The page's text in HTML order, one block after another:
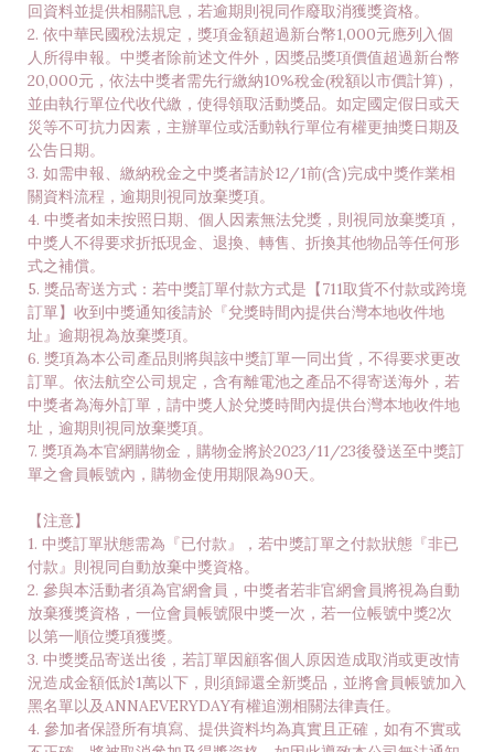
回資料並提供相關訊息，若逾期則視同作廢取消獲獎資格。
2. 依中華民國稅法規定，獎項金額超過新台幣1,000元應列入個
人所得申報。中獎者除前述文件外，因獎品獎項價值超過新台幣
20,000元，依法中獎者需先行繳納10%稅金(稅額以市價計算)，
並由執行單位代收代繳，使得領取活動獎品。如定國定假日或天
災等不可抗力因素，主辦單位或活動執行單位有權更抽獎日期及
公告日期。
3. 如需申報、繳納稅金之中獎者請於12/1前(含)完成中獎作業相
關資料流程，逾期則視同放棄獎項。
4. 中獎者如未按照日期、個人因素無法兌獎，則視同放棄獎項，
中獎人不得要求折抵現金、退換、轉售、折換其他物品等任何形
式之補償。
5. 獎品寄送方式：若中獎訂單付款方式是【711取貨不付款或跨境
訂單】收到中獎通知後請於『兌獎時間內提供台灣本地收件地
址』逾期視為放棄獎項。
6. 獎項為本公司產品則將與該中獎訂單一同出貨，不得要求更改
訂單。依法航空公司規定，含有離電池之產品不得寄送海外，若
中獎者為海外訂單，請中獎人於兌獎時間內提供台灣本地收件地
址，逾期則視同放棄獎項。
7. 獎項為本官網購物金，購物金將於2023/11/23後發送至中獎訂
單之會員帳號內，購物金使用期限為90天。
【注意】
1. 中獎訂單狀態需為『已付款』，若中獎訂單之付款狀態『非已
付款』則視同自動放棄中獎資格。
2. 參與本活動者須為官網會員，中獎者若非官網會員將視為自動
放棄獲獎資格，一位會員帳號限中獎一次，若一位帳號中獎2次
以第一順位獎項獲獎。
3. 中獎獎品寄送出後，若訂單因顧客個人原因造成取消或更改情
況造成金額低於1萬以下，則須歸還全新獎品，並將會員帳號加入
黑名單以及ANNAEVERYDAY有權追溯相關法律責任。
4. 參加者保證所有填寫、提供資料均為真實且正確，如有不實或